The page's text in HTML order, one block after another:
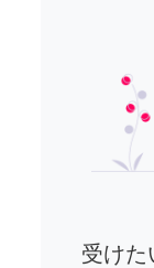
受けた